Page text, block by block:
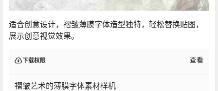
适合创意设计，褶皱薄膜字体造型独特，轻松替换贴图，
展示创意视觉效果。
下载权限 查看
褶皱艺术的薄膜字体素材样机